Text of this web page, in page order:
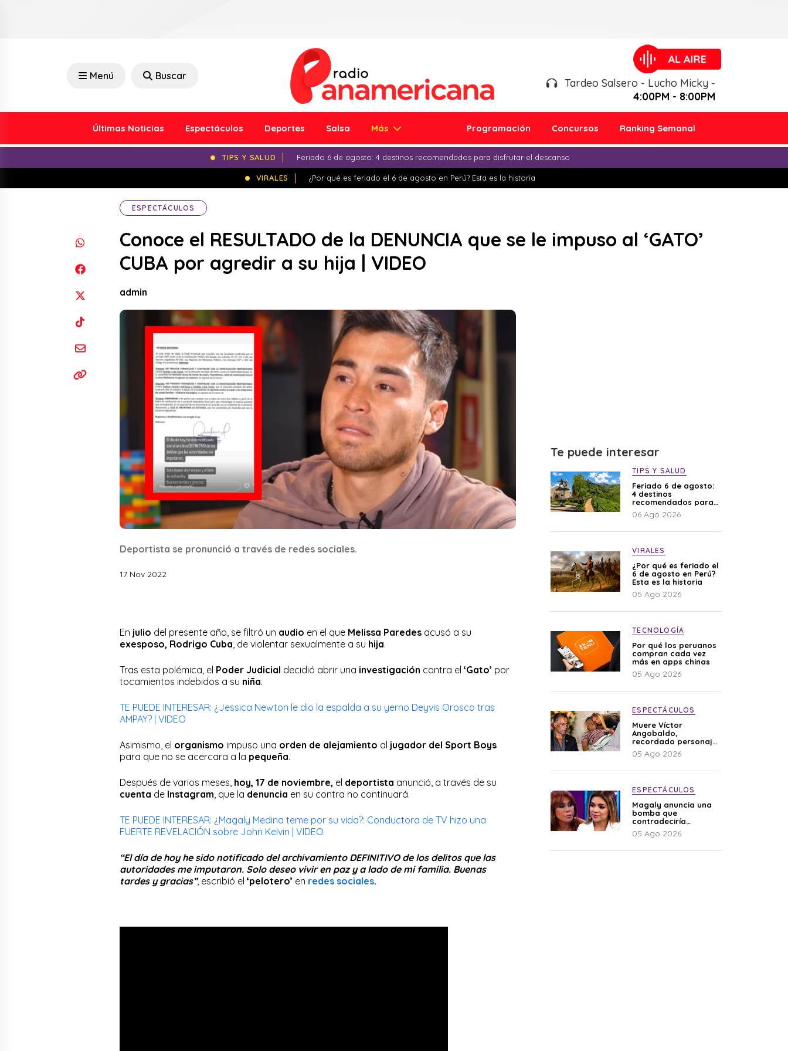
Menú Buscar
Tardeo Salsero - Lucho Micky -
4:00PM - 8:00PM
Últimas Noticias Espectáculos Deportes Salsa Más Programación Concursos Ranking Semanal
TIPS Y SALUD Feriado 6 de agosto: 4 destinos recomendados para disfrutar el descanso
VIRALES ¿Por qué es feriado el 6 de agosto en Perú? Esta es la historia
ESPECTÁCULOS
Conoce el RESULTADO de la DENUNCIA que se le impuso al ‘GATO’
CUBA por agredir a su hija | VIDEO
admin
Deportista se pronunció a través de redes sociales.
17 Nov 2022
En julio del presente año, se filtró un audio en el que Melissa Paredes acusó a su
exesposo, Rodrigo Cuba , de violentar sexualmente a su hija.
Tras esta polémica, el Poder Judicial decidió abrir una investigación contra el ‘Gato’ por
tocamientos indebidos a su niña.
TE PUEDE INTERESAR: ¿Jessica Newton le dio la espalda a su yerno Deyvis Orosco tras
AMPAY? | VIDEO
Asimismo, el organismo impuso una orden de alejamiento al jugador del Sport Boys
para que no se acercara a la pequeña.
Después de varios meses, hoy, 17 de noviembre, el deportista anunció, a través de su
cuenta de Instagram , que la denuncia en su contra no continuará.
TE PUEDE INTERESAR: ¿Magaly Medina teme por su vida?: Conductora de TV hizo una
FUERTE REVELACIÓN sobre John Kelvin | VIDEO
“El día de hoy he sido notificado del archivamiento DEFINITIVO de los delitos que las
autoridades me imputaron. Solo deseo vivir en paz y a lado de mi familia. Buenas
tardes y gracias”, escribió el ‘pelotero’ en redes sociales.
Te puede interesar
TIPS Y SALUD
Feriado 6 de agosto:
4 destinos
recomendados para
disfrutar el descanso
06 Ago 2026
VIRALES
¿Por qué es feriado el
6 de agosto en Perú?
Esta es la historia
05 Ago 2026
TECNOLOGÍA
Por qué los peruanos
compran cada vez
más en apps chinas
05 Ago 2026
ESPECTÁCULOS
Muere Víctor
Angobaldo,
recordado personaje
de la farándula y
expareja de Shirley
05 Ago 2026
ESPECTÁCULOS
Magaly anuncia una
bomba que
contradeciría
comunicado de La
Bella Luz: “Hay un
05 Ago 2026